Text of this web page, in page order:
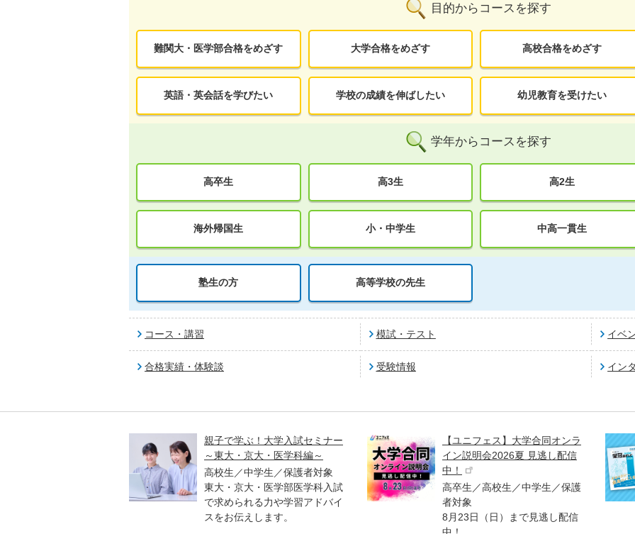
目的からコースを探す
難関大・医学部合格をめざす 大学合格をめざす 高校合格をめざす
英語・英会話を学びたい 学校の成績を伸ばしたい 幼児教育を受けたい
学年からコースを探す
高卒生 高3生 高2生
海外帰国生 小・中学生 中高一貫生
塾生の方 高等学校の先生
コース・講習 模試・テスト イベ
合格実績・体験談 受験情報 イン
親子で学ぶ！大学入試セミナー
～東大・京大・医学科編～
高校生／中学生／保護者対象
東大・京大・医学部医学科入試
で求められる力や学習アドバイ
スをお伝えします。
【ユニフェス】大学合同オンラ
イン説明会2026夏 見逃し配信
中！
高卒生／高校生／中学生／保護
者対象
8月23日（日）まで見逃し配信